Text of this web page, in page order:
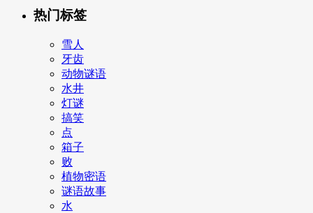
热门标签
雪人
牙齿
动物谜语
水井
灯谜
搞笑
点
箱子
败
植物密语
谜语故事
水